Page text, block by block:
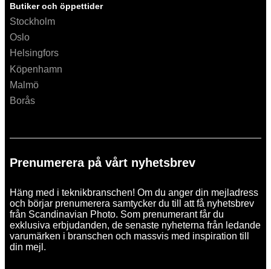
Butiker och öppettider
Stockholm
Oslo
Helsingfors
Köpenhamn
Malmö
Borås
Prenumerera på vårt nyhetsbrev
Häng med i teknikbranschen! Om du anger din mejladress
och börjar prenumerera samtycker du till att få nyhetsbrev
från Scandinavian Photo. Som prenumerant får du
exklusiva erbjudanden, de senaste nyheterna från ledande
varumärken i branschen och massvis med inspiration till
din mejl.